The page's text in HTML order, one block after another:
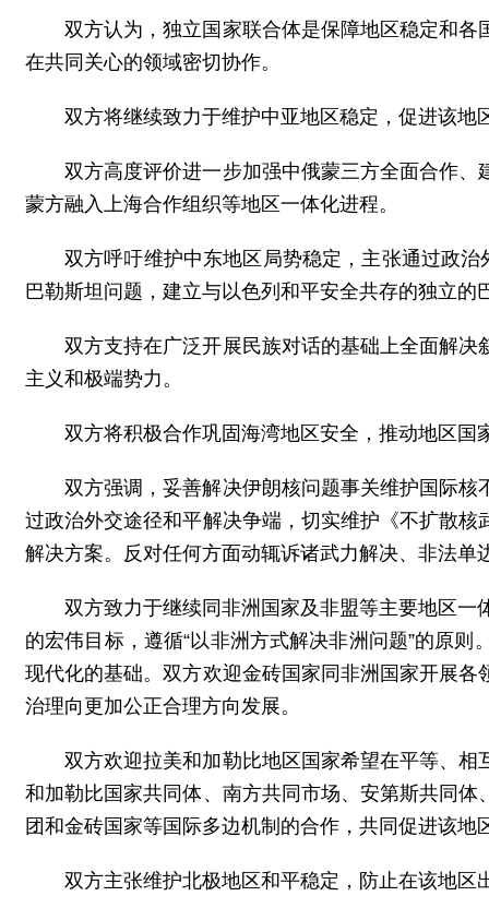
双方认为，独立国家联合体是保障地区稳定和
在共同关心的领域密切协作。
双方将继续致力于维护中亚地区稳定，促进该地
双方高度评价进一步加强中俄蒙三方全面合作
蒙方融入上海合作组织等地区一体化进程。
双方呼吁维护中东地区局势稳定，主张通过政
巴勒斯坦问题，建立与以色列和平安全共存的独立的
双方支持在广泛开展民族对话的基础上全面解
主义和极端势力。
双方将积极合作巩固海湾地区安全，推动地区国
双方强调，妥善解决伊朗核问题事关维护国际
过政治外交途径和平解决争端，切实维护《不扩散
解决方案。反对任何方面动辄诉诸武力解决、非法单
双方致力于继续同非洲国家及非盟等主要地区
的宏伟目标，遵循“以非洲方式解决非洲问题”的原
现代化的基础。双方欢迎金砖国家同非洲国家开展
治理向更加公正合理方向发展。
双方欢迎拉美和加勒比地区国家希望在平等、
和加勒比国家共同体、南方共同市场、安第斯共同
团和金砖国家等国际多边机制的合作，共同促进该地
双方主张维护北极地区和平稳定，防止在该地区